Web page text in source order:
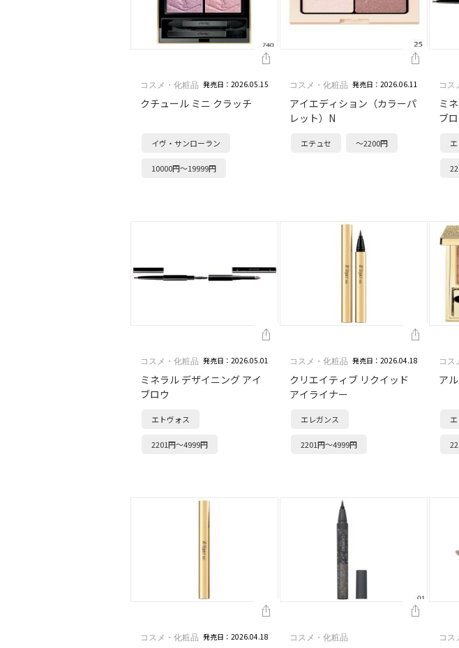
コスメ・化粧品 発売日：2026.05.15
クチュール ミニ クラッチ
イヴ・サンローラン
10000円～19999円
コスメ・化粧品 発売日：2026.06.11
アイエディション（カラーパ
レット）N
エテュセ ～2200円
コス
ミ
ブ
コスメ・化粧品 発売日：2026.05.01
ミネラル デザイニング アイ
ブロウ
エトヴォス
2201円～4999円
コスメ・化粧品 発売日：2026.04.18
クリエイティブ リクイッド
アイライナー
エレガンス
2201円～4999円
コス
ア
コスメ・化粧品 発売日：2026.04.18 コスメ・化粧品 コス